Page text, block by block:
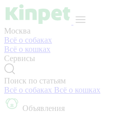
Москва
Всё о собаках
Всё о кошках
Сервисы
Поиск по статьям
Всё о собаках Всё о кошках
Объявления